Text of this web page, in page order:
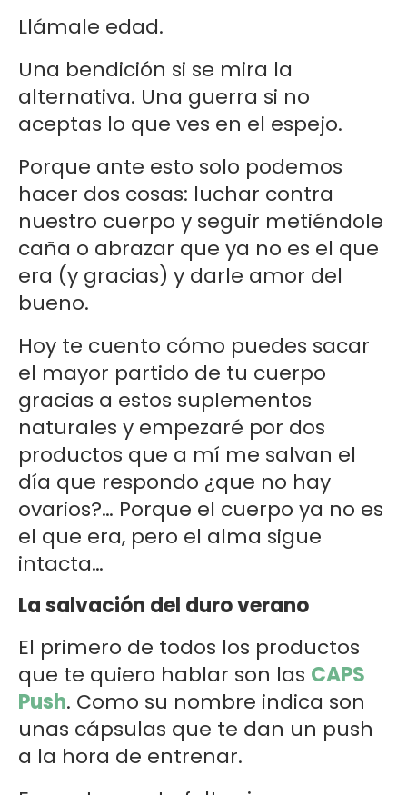
Llámale edad.
Una bendición si se mira la
alternativa. Una guerra si no
aceptas lo que ves en el espejo.
Porque ante esto solo podemos
hacer dos cosas: luchar contra
nuestro cuerpo y seguir metiéndole
caña o abrazar que ya no es el que
era (y gracias) y darle amor del
bueno.
Hoy te cuento cómo puedes sacar
el mayor partido de tu cuerpo
gracias a estos suplementos
naturales y empezaré por dos
productos que a mí me salvan el
día que respondo ¿que no hay
ovarios?… Porque el cuerpo ya no es
el que era, pero el alma sigue
intacta…
La salvación del duro verano
El primero de todos los productos
que te quiero hablar son las CAPS
Push. Como su nombre indica son
unas cápsulas que te dan un push
a la hora de entrenar.